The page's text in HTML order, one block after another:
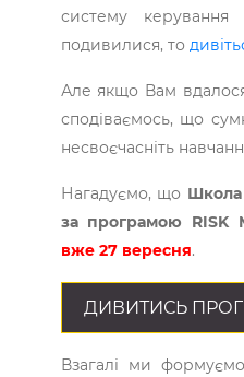
систему
подивилися, то
Але якщо Вам
сподіваємось, що
несвоєчасніть
Нагадуємо, що
за програмою RISK
вже 27 вересня.
ДИВИТИСЬ
Взагалі ми